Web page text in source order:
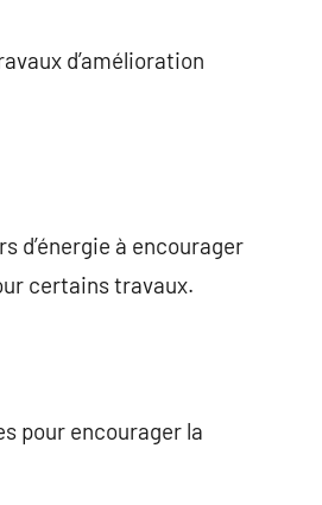
d’amélioration
d’énergie à encourager
certains travaux.
pour encourager la